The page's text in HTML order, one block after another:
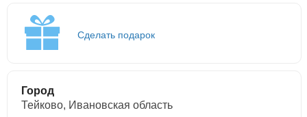
Сделать подарок
Город
Тейково, Ивановская область